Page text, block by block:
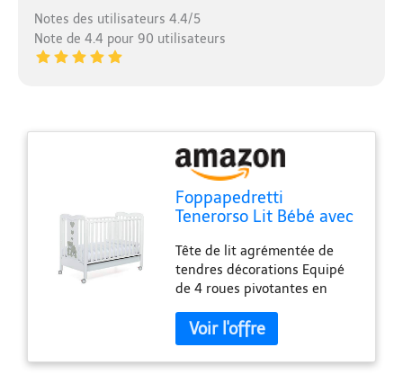
Notes des utilisateurs 4.4/5
Note de 4.4 pour 90 utilisateurs
Foppapedretti
Tenerorso Lit Bébé avec
Tête de lit agrémentée de
tendres décorations Equipé
de 4 roues pivotantes en
qui facilitent le déplacement
Sommier à lattes en bois de
hêtre massif pouvant être